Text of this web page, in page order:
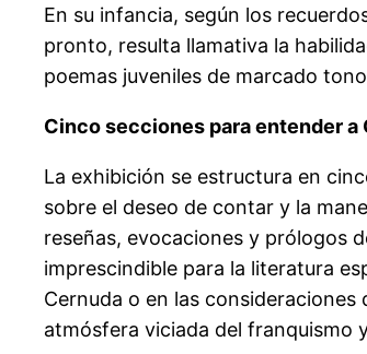
En su infancia, según los
pronto, resulta llamativa la
poemas juveniles de marcado
Cinco secciones para entender a
La exhibición se estructura en
sobre el deseo de contar y la
reseñas, evocaciones y prólogos
imprescindible para la literatura
Cernuda o en las
atmósfera viciada del franquismo